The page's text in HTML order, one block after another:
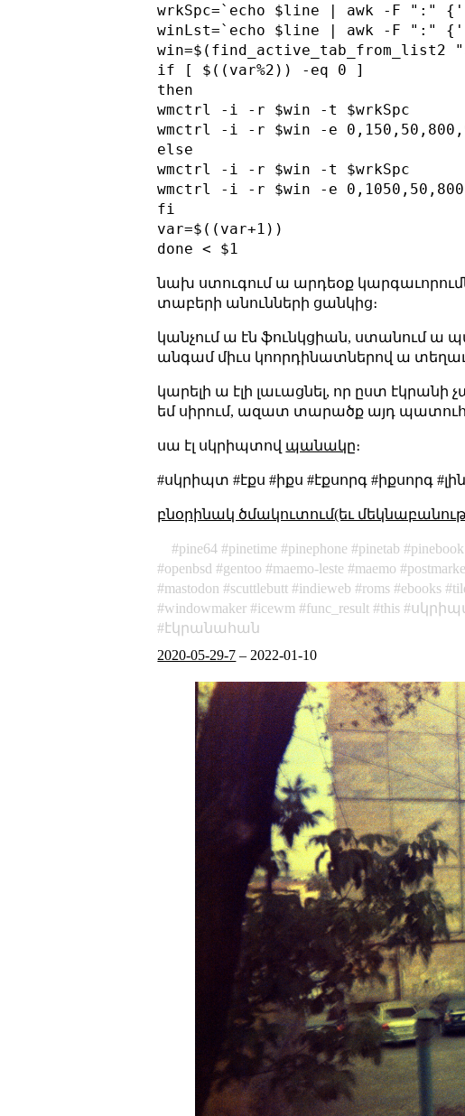
wrkSpc=`echo $line | awk -F ":"
winLst=`echo $line | awk -F ":"
win=$(find_active_tab_from_list2
if [ $((var%2)) -eq 0 ]
then
wmctrl -i -r $win -t $wrkSpc
wmctrl -i -r $win -e
else
wmctrl -i -r $win -t $wrkSpc
wmctrl -i -r $win -e
fi
var=$((var+1))
նախ ստուգում ա արդեօք
տաբերի անունների ցանկից։
կանչում ա էն ֆունկցիան, ստանում ա
անգամ միւս կոորդինատներով ա
կարելի ա էլի լաւացնել, որ ըստ
եմ սիրում, ազատ տարածք այդ
սա էլ սկրիպտով պանակը։
#սկրիպտ #էքս #իքս #էքսորգ #իքսորգ
բնօրինակ ծմակուտում(եւ
pine64 pinetime pinephone pinetab pinebook
openbsd
gentoo maemo-leste maemo
mastodon
scuttlebutt indieweb roms ebooks
windowmaker
icewm func_result this
էկրանահան
2020-05-29-7 – 2022-01-10